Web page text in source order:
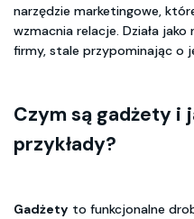
narzędzie marketingowe,
wzmacnia relacje. Działa
firmy, stale przypominając o
Czym są gadżety i
przykłady?
Gadżety to funkcjonalne